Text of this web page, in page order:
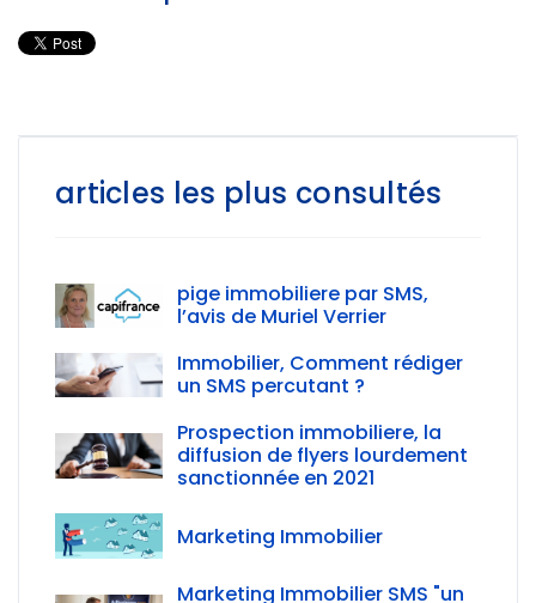
articles les plus consultés
pige immobiliere par SMS,
l’avis de Muriel Verrier
Immobilier, Comment rédiger
un SMS percutant ?
Prospection immobiliere, la
diffusion de flyers lourdement
sanctionnée en 2021
Marketing Immobilier
Marketing Immobilier SMS "un